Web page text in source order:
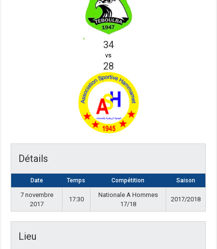
34
vs
28
Détails
Date Temps Compétition Saison
7 novembre
2017
17:30
Nationale A Hommes
17/18
2017/2018
Lieu